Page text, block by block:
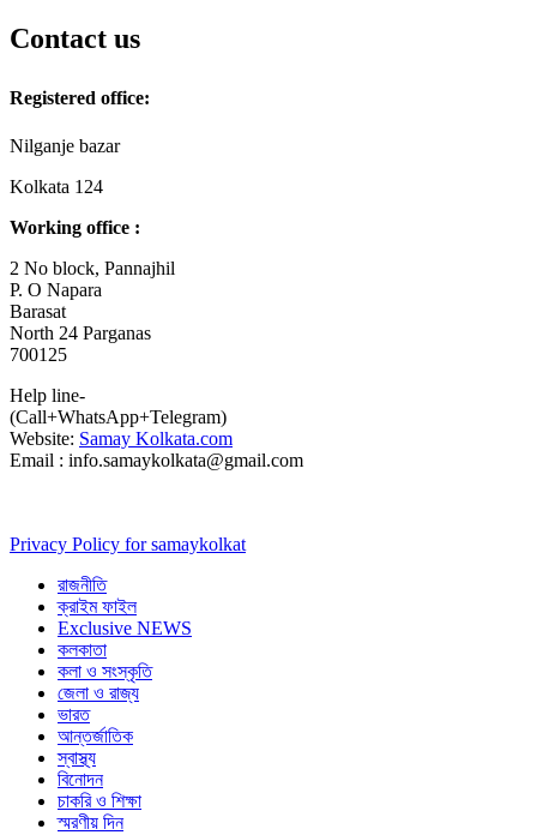
Contact us
Registered office:
Nilganje bazar
Kolkata 124
Working office :
2 No block, Pannajhil
P. O Napara
Barasat
North 24 Parganas
700125
Help line-
(Call+WhatsApp+Telegram)
Website: Samay Kolkata.com
Email : info.samaykolkata@gmail.com
Privacy Policy for samaykolkat
রাজনীতি
ক্রাইম ফাইল
Exclusive NEWS
কলকাতা
কলা ও সংস্কৃতি
জেলা ও রাজ্য
ভারত
আন্তর্জাতিক
স্বাস্থ্য
বিনোদন
চাকরি ও শিক্ষা
স্মরণীয় দিন